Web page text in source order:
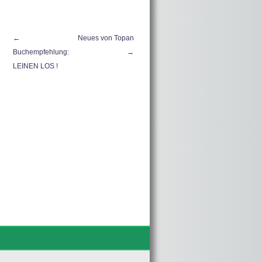
←
Buchempfehlung:
LEINEN LOS !
Neues von Topan
→